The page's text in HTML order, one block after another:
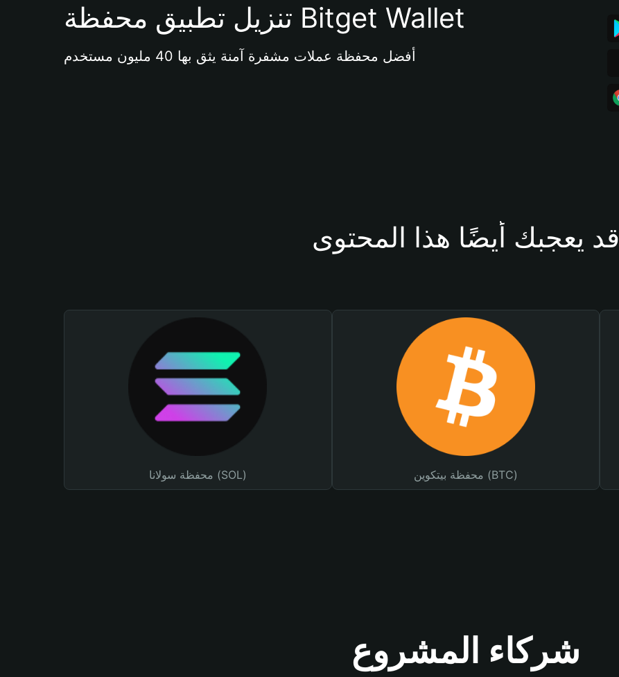
تنزيل تطبيق محفظة Bitget Wallet
أفضل محفظة عملات مشفرة آمنة يثق بها 40 مليون مستخدم
قد يعجبك أيضًا هذا المحتوى
محفظة سولانا (SOL) محفظة بيتكوين (BTC)
شركاء المشروع